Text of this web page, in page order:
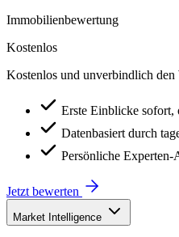
Immobilienbewertung
Kostenlos
Kostenlos und unverbindlich
Erste Einblicke sofort,
Datenbasiert durch
Persönliche Experten-
Jetzt bewerten
Market Intelligence